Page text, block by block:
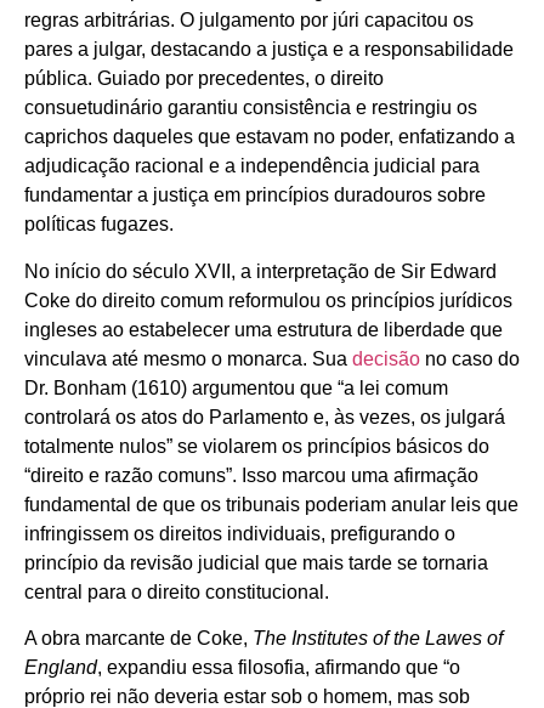
regras arbitrárias. O julgamento por júri capacitou os
pares a julgar, destacando a justiça e a responsabilidade
pública. Guiado por precedentes, o direito
consuetudinário garantiu consistência e restringiu os
caprichos daqueles que estavam no poder, enfatizando a
adjudicação racional e a independência judicial para
fundamentar a justiça em princípios duradouros sobre
políticas fugazes.
No início do século XVII, a interpretação de Sir Edward
Coke do direito comum reformulou os princípios jurídicos
ingleses ao estabelecer uma estrutura de liberdade que
vinculava até mesmo o monarca. Sua decisão no caso do
Dr. Bonham (1610) argumentou que “a lei comum
controlará os atos do Parlamento e, às vezes, os julgará
totalmente nulos” se violarem os princípios básicos do
“direito e razão comuns”. Isso marcou uma afirmação
fundamental de que os tribunais poderiam anular leis que
infringissem os direitos individuais, prefigurando o
princípio da revisão judicial que mais tarde se tornaria
central para o direito constitucional.
A obra marcante de Coke, The Institutes of the Lawes of
England, expandiu essa filosofia, afirmando que “o
próprio rei não deveria estar sob o homem, mas sob